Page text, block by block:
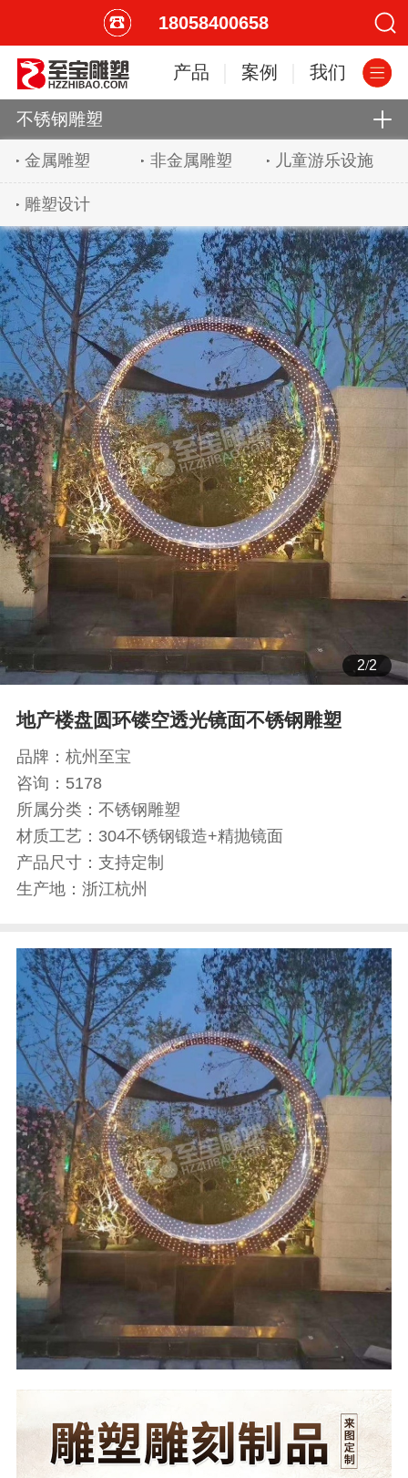
18058400658
产品 案例 我们
不锈钢雕塑
金属雕塑 非金属雕塑 儿童游乐设施
雕塑设计
1/2
地产楼盘圆环镂空透光镜面不锈钢雕塑
品牌： 杭州至宝
咨询： 5178
所属分类： 不锈钢雕塑
材质工艺： 304不锈钢锻造+精抛镜面
产品尺寸： 支持定制
生产地： 浙江杭州